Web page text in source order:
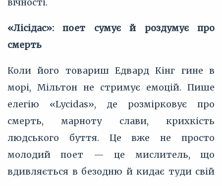
«Лісідас»: поет сумує й роздумує про
смерть
Коли його товариш Едвард Кінг гине в
морі, Мільтон не стримує емоцій. Пише
елегію «Lycidas», де розмірковує про
смерть, марноту слави, крихкість
людського буття. Це вже не просто
молодий поет — це мислитель, що
вдивляється в безодню й кидає туди свій